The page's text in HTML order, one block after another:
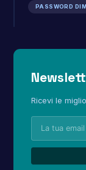
PASSWORD
Ricevi le